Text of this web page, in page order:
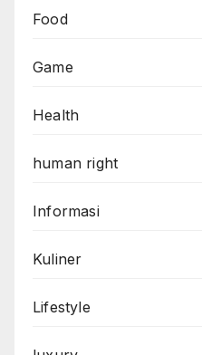
Food
Game
Health
human right
Informasi
Kuliner
Lifestyle